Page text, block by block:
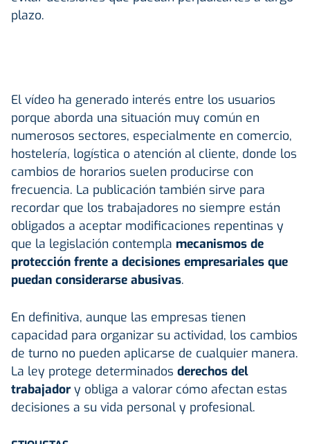
plazo.
El vídeo ha generado interés entre los usuarios
porque aborda una situación muy común en
numerosos sectores, especialmente en comercio,
hostelería, logística o atención al cliente, donde los
cambios de horarios suelen producirse con
frecuencia. La publicación también sirve para
recordar que los trabajadores no siempre están
obligados a aceptar modificaciones repentinas y
que la legislación contempla mecanismos de
protección frente a decisiones empresariales que
puedan considerarse abusivas.
En definitiva, aunque las empresas tienen
capacidad para organizar su actividad, los cambios
de turno no pueden aplicarse de cualquier manera.
La ley protege determinados derechos del
trabajador y obliga a valorar cómo afectan estas
decisiones a su vida personal y profesional.